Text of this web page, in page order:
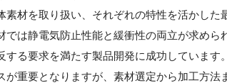
材を取り扱い、それぞれの特性を活かした
は静電気防止性能と緩衝性の両立が求めら
る要求を満たす製品開発に成功しています。
重要となりますが、素材選定から加工方法